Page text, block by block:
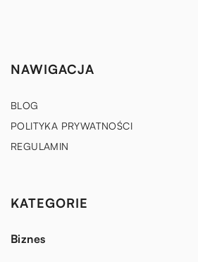
NAWIGACJA
BLOG
POLITYKA PRYWATNOŚCI
REGULAMIN
KATEGORIE
Biznes